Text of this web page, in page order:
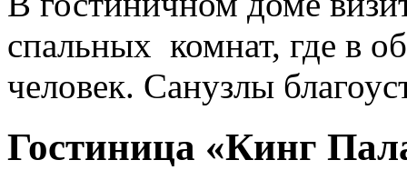
спальных комнат, где в
человек. Санузлы
Гостиница «Кинг